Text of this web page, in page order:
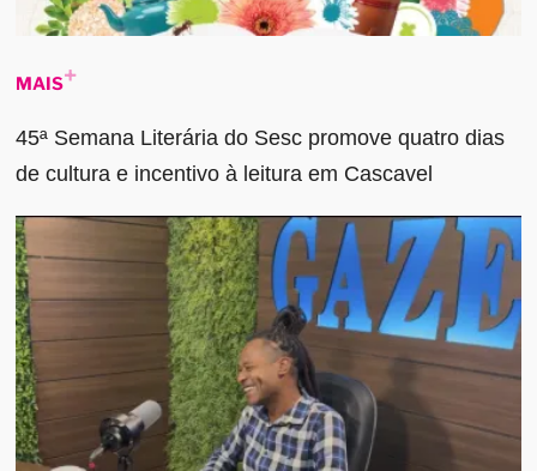
MAIS
45ª Semana Literária do Sesc promove quatro dias
de cultura e incentivo à leitura em Cascavel